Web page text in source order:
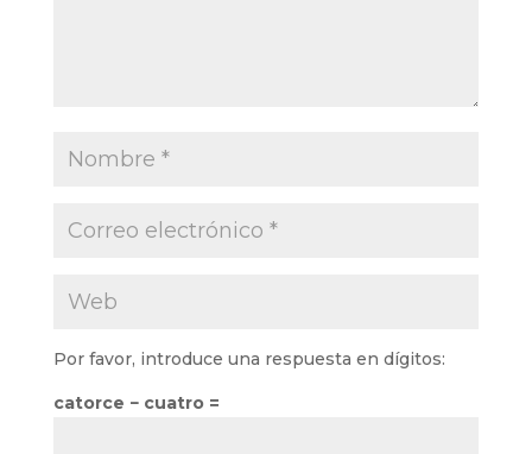
Por favor, introduce una respuesta en dígitos:
catorce − cuatro =